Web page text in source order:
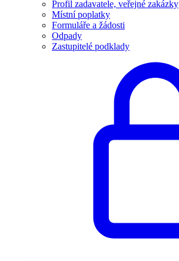
Profil zadavatele, veřejné zakázky
Místní poplatky
Formuláře a žádosti
Odpady
Zastupitelé podklady